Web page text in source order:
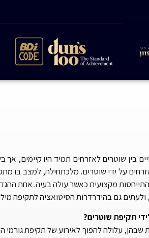
בין שוטרים לאזרחים תמיד היו
על ידי שוטרים. מלכתחילה, למצב בו
מקצועית כאשר עולה בעיה. אחת
גם בהידרדרות הסיטואציה לתקיפה
תקיפת שוטרים?
עלולה להפוך לאירוע של תקיפת גורמי